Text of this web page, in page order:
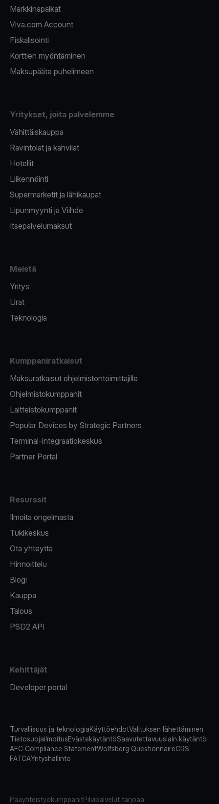
Markkinapaikat
Viva.com Account
Fiskalisointi
Korttien myöntäminen
Maksupääte puhelimeen
Yritykset, joita palvelemme
Vähittäiskauppa
Ravintolat ja kahvilat
Hotellit
Liikennöinti
Supermarketit ja lähikaupat
Lipunmyynti ja Viihde
Itsepalvelumaksut
Meistä
Yritys
Urat
Teknologia
Kumppaniratkaisut
Maksuratkaisut ohjelmistontoimittajille
Ohjelmistokumppanit
Laitteistokumppanit
Popular Devices by Strategic Partners
Terminal-integraatiokeskus
Partner Portal
Resurssit
Ilmoita ongelmasta
Tukikeskus
Ota yhteyttä
Hinnoittelu
Blogi
Kauppa
Talous
PSD2 API
Kehittäjät
Developer portal
Turvallisuus ja teknologiaKäyttöehdotValituksen lähettäminen
TietosuojailmoitusEvästekäytäntöSaavutettavuuslain käytäntö
AFC Compliance StatementWolfsberg QuestionnaireCRS
FATCAYrityshallinto
PääyhteistyökumppanitPilvipalvelut tarjoaa